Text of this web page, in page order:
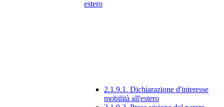
estero
2.1.9.1. Dichiarazione d'interesse
mobilità all'estero